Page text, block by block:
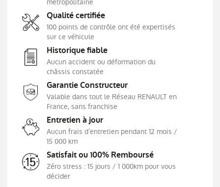
Freinage actif d'urgence avec détection piétons
et cyclistes
Frein de parking électrique avec fonction Auto-
Harmonie intérieure foncée
Indicateur de changement de vitesse
Kit de gonflage et de réparation des
pneumatiques
Lève-vitres AR électriques avec fonction anti-
pincement
Lève-vitres AV électriques à impulsion
Limiteur - régulateur de vitesse
Lunette AR chauffante
Programme eco mode
métropolitaine
Qualité certifiée
100 points de contrôle ont été expertisés
sur ce véhicule
Historique fiable
Aucun accident ou déformation du
châssis constatée
Garantie Constructeur
Valable dans tout le Réseau RENAULT en
France, sans franchise
Entretien à jour
Aucun frais d’entretien pendant 12 mois /
15 000 km
Satisfait ou 100% Remboursé
Zéro stress : 15 jours / 1 000km pour vous
décider